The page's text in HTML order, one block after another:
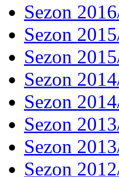
Sezon
Sezon
Sezon
Sezon
Sezon
Sezon
Sezon
Sezon